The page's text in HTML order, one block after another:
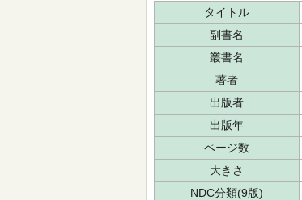
タイトル
副書名
叢書名
著者
出版者
出版年
ページ数
大きさ
NDC分類(9版)